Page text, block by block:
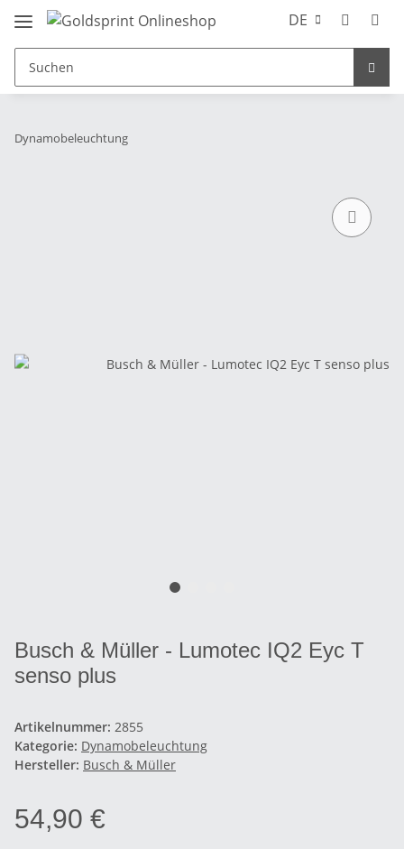
DE
Dynamobeleuchtung
Busch & Müller - Lumotec IQ2 Eyc T
senso plus
Artikelnummer: 2855
Kategorie: Dynamobeleuchtung
Hersteller: Busch & Müller
54,90 €